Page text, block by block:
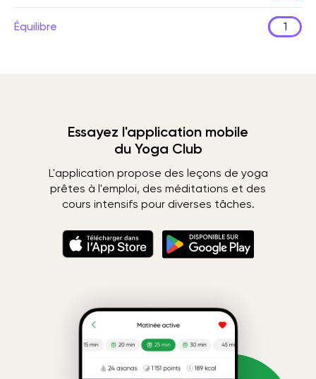
Équilibre 1
Essayez l'application mobile
du Yoga Club
L'application propose des leçons de yoga
prêtes à l'emploi, des méditations et des
cours intensifs pour diverses tâches.